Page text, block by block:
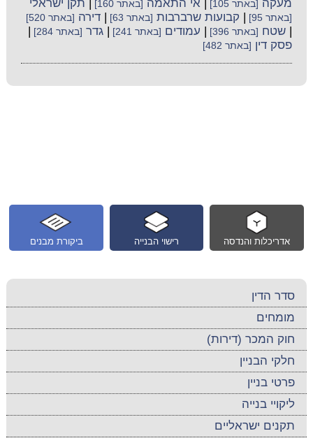
מעקה [באתר 105] |אי התאמה [באתר 160] תקן ישראלי
[באתר 95] קבועות שרברבות [באתר 63] |דירה [באתר 520]
|שטח [באתר 396] עמודים [באתר 241] |גדר [באתר 284]
פסק דין [באתר 482]
ביקורת מבנים רישוי הבנייה אדריכלות והנדסה
סדר הדין
מומחים
חוק המכר (דירות)
חלקי הבניין
פרטי בניין
ליקויי בנייה
תקנים ישראליים